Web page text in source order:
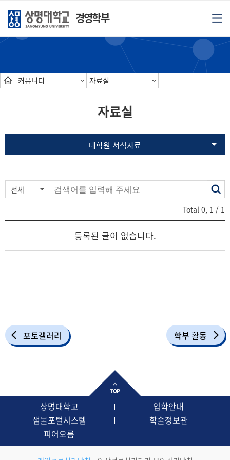
경영학부
커뮤니티 자료실
자료실
대학원 서식자료
전체
Total 0, 1 / 1
등록된 글이 없습니다.
포토갤러리 학부 활동
상명대학교
입학안내
샘물포털시스템
학술정보관
피어오름